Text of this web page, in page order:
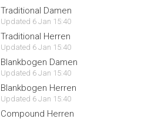
Traditional Damen
Updated 6 Jan 15:40
Traditional Herren
Updated 6 Jan 15:40
Blankbogen Damen
Updated 6 Jan 15:40
Blankbogen Herren
Updated 6 Jan 15:40
Compound Herren